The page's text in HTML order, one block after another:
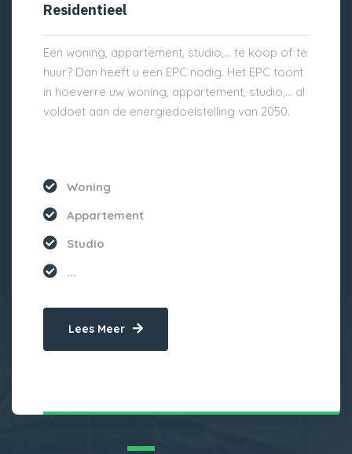
Residentieel
Een woning, appartement, studio,… te koop of te
huur? Dan heeft u een EPC nodig. Het EPC toont
in hoeverre uw woning, appartement, studio,… al
voldoet aan de energiedoelstelling van 2050.
Woning
Appartement
Studio
...
Lees Meer